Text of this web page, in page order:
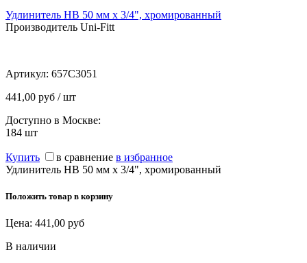
Удлинитель НВ 50 мм х 3/4", хромированный
Производитель Uni-Fitt
Артикул: 657C3051
441,00 руб / шт
Доступно в Москве:
184 шт
Купить в сравнение в избранное
Удлинитель НВ 50 мм х 3/4", хромированный
Положить товар в корзину
Цена: 441,00 руб
В наличии